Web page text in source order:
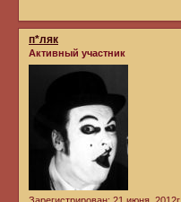
п*ляк
Активный участник
Зарегистрирован: 21 июня, 2012г.